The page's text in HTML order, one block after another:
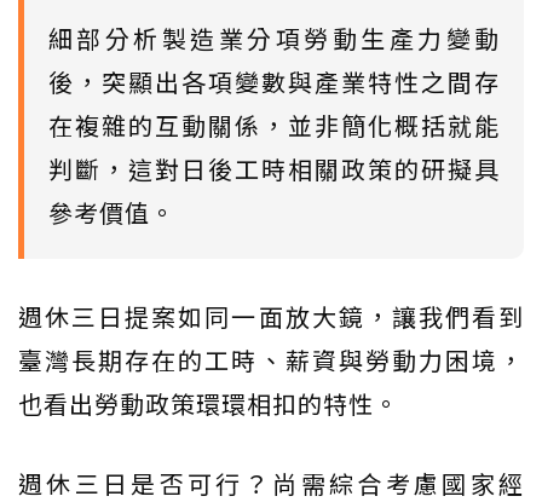
細部分析製造業分項勞動生產力變動
後，突顯出各項變數與產業特性之間存
在複雜的互動關係，並非簡化概括就能
判斷，這對日後工時相關政策的研擬具
參考價值。
週休三日提案如同一面放大鏡，讓我們看到
臺灣長期存在的工時、薪資與勞動力困境，
也看出勞動政策環環相扣的特性。
週休三日是否可行？尚需綜合考慮國家經